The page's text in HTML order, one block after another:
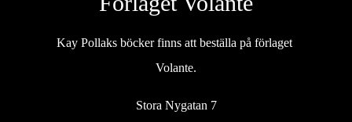
Kay Pollaks böcker finns att beställa på förlaget
Volante.
Stora Nygatan 7